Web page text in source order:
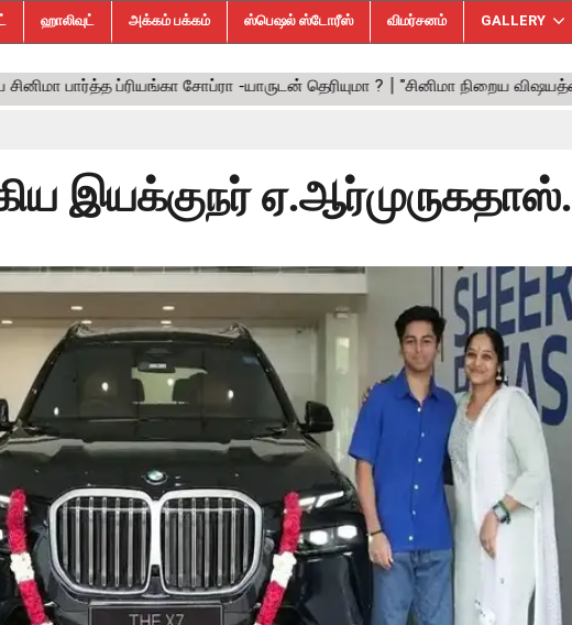
ஹாலிவுட் அக்கம் பக்கம் ஸ்பெஷல் ஸ்டோரீஸ் விமர்சனம் GALLERY
இயக்குநர் ஏ.ஆர்முருகதாஸ்.